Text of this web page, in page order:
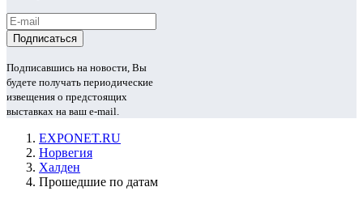
Подписавшись на новости, Вы
будете получать периодические
извещения о предстоящих
выставках на ваш e-mail.
EXPONET.RU
Норвегия
Халден
Прошедшие по датам